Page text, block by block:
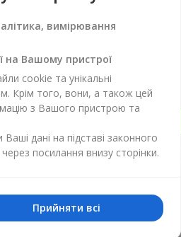
з 11 червоних троянд
грн
вимірювання
на Вашому пристрої
cookie та унікальні
Крім того, вони, а також цей
з Вашого пристрою та
дані на підставі законного
посилання внизу сторінки.
Прийняти всі